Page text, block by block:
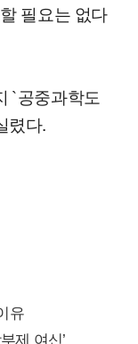
필요는 없다
`공중과학도
렸다.
유
제 여신’